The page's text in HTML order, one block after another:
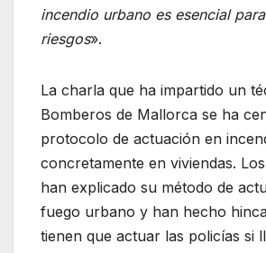
incendio urbano es esencial
riesgos».
La charla que ha impartido un
Bomberos de Mallorca se ha
protocolo de actuación en
concretamente en viviendas.
han explicado su método de
fuego urbano y han hecho
tienen que actuar las policías si